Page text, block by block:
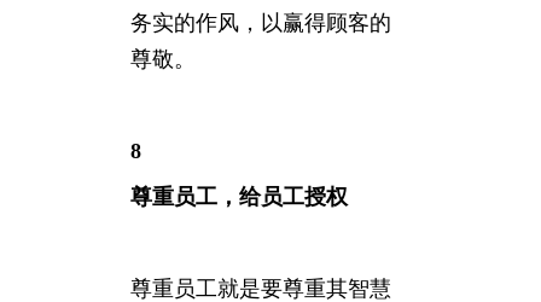
务实的作风，以赢得顾客的
尊敬。
8
尊重员工，给员工授权
尊重员工就是要尊重其智慧